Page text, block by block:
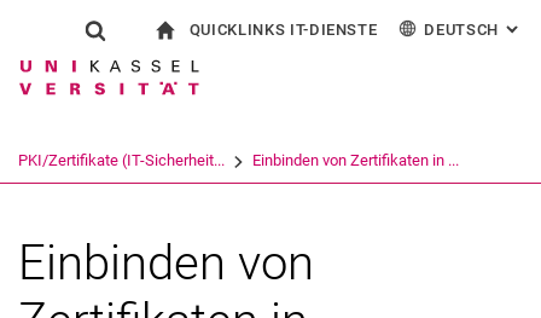
Springe direkt zu: Inhalt
Springe direkt zu: Suche
Springe direkt zu:
Suchformular
Suchbegriff
QUICKLINKS IT-DIENSTE DEUTSCH :
PKI/Zertifikate (IT-Sicherheit... Einbinden von Zertifikaten in ...
Einbinden von